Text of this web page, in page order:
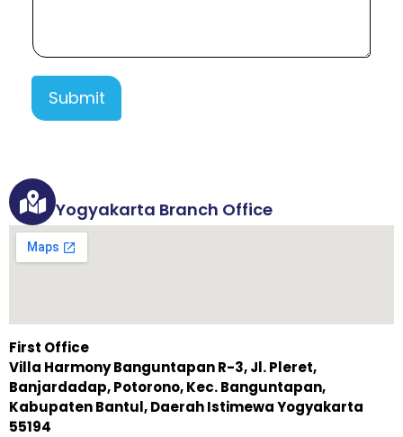
Submit
Yogyakarta Branch Office
First Office
Villa Harmony Banguntapan R-3, Jl. Pleret,
Banjardadap, Potorono, Kec. Banguntapan,
Kabupaten Bantul, Daerah Istimewa Yogyakarta
55194